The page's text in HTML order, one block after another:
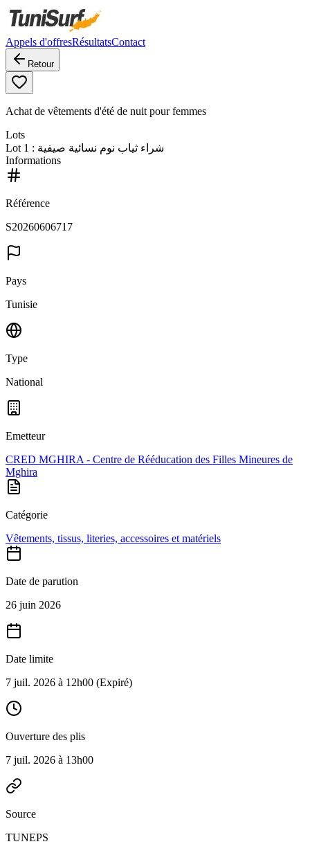
Appels d'offresRésultatsContact
Retour
Achat de vêtements d'été de nuit pour femmes
Lots
Lot 1
: شراء ثياب نوم نسائية صيفية
Informations
Référence
S20260606717
Pays
Tunisie
Type
National
Emetteur
CRED MGHIRA - Centre de Rééducation des Filles Mineures de
Mghira
Catégorie
Vêtements, tissus, literies, accessoires et matériels
Date de parution
26 juin 2026
Date limite
7 juil. 2026 à 12h00 (Expiré)
Ouverture des plis
7 juil. 2026 à 13h00
Source
TUNEPS